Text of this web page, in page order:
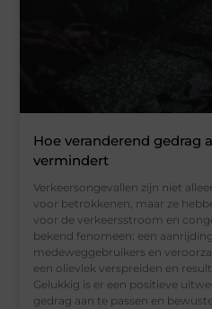
Hoe veranderend gedrag
vermindert
Verkeersongevallen zijn niet
voor betrokkenen, maar ze
voor de verkeersstroom en
bekend fenomeen: een
medeweggebruikers en
een olievlek verspreiden en
Gelukkig is er een positieve
gedrag aan te passen en